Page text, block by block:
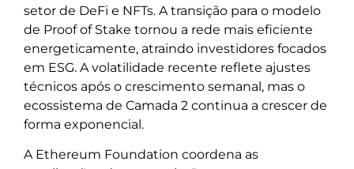
setor de DeFi e NFTs. A transição para o modelo
de Proof of Stake tornou a rede mais eficiente
energeticamente, atraindo investidores focados
em ESG. A volatilidade recente reflete ajustes
técnicos após o crescimento semanal, mas o
ecossistema de Camada 2 continua a crescer de
forma exponencial.
A Ethereum Foundation coordena as